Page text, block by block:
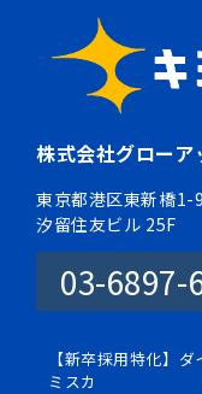
株式会社グローア
東京都港区東新橋1-
汐留住友ビル 25F
03-6897-
【新卒採用特化】
ミスカ